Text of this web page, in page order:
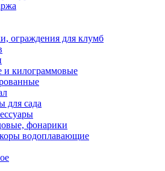
ограждения для клумб
и килограммовые
для сада
фонарики
водоплавающие